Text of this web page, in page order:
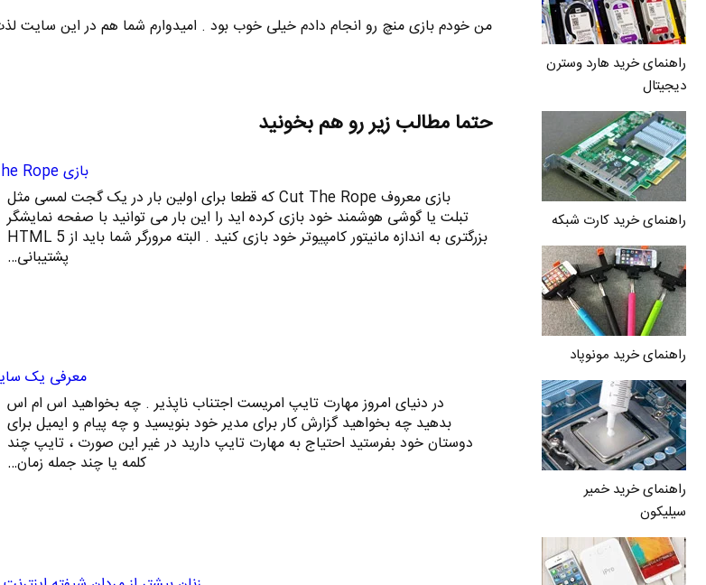
راهنمای خرید هارد وسترن
دیجیتال
راهنمای خرید کارت شبکه
راهنمای خرید مونوپاد
راهنمای خرید خمیر
سیلیکون
من خودم بازی منچ رو انجام دادم خیلی خوب بود . امیدوارم شما هم در این سایت
حتما مطالب زیر رو هم بخونید
بازی Cut The Rope به مرورگر شما می آید
بازی معروف Cut The Rope که قطعا برای اولین بار در یک گجت لمسی مثل
تبلت یا گوشی هوشمند خود بازی کرده اید را این بار می توانید با صفحه نمایشگر
بزرگتری به اندازه مانیتور کامپیوتر خود بازی کنید . البته مرورگر شما باید از HTML 5
پشتیبانی…
معرفی یک
در دنیای امروز مهارت تایپ امریست اجتناب ناپذیر . چه بخواهید اس ام اس
بدهید چه بخواهید گزارش کار برای مدیر خود بنویسید و چه پیام و ایمیل برای
دوستان خود بفرستید احتیاج به مهارت تایپ دارید در غیر این صورت ، تایپ چند
کلمه یا چند جمله زمان…